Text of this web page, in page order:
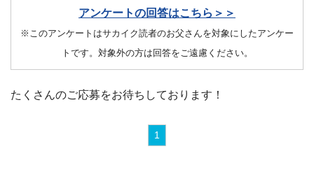
アンケートの回答はこちら＞＞
※このアンケートはサカイク読者のお父さんを対象にしたアンケー
トです。対象外の方は回答をご遠慮ください。
たくさんのご応募をお待ちしております！
1